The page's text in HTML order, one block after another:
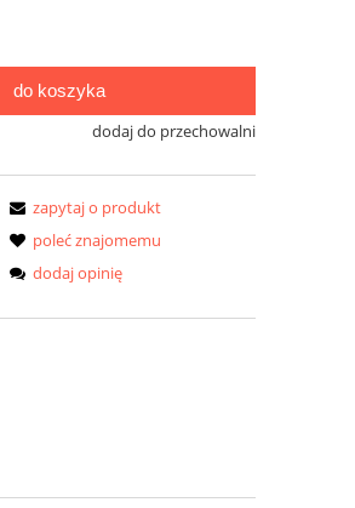
do koszyka
dodaj do przechowalni
zapytaj o produkt
poleć znajomemu
dodaj opinię